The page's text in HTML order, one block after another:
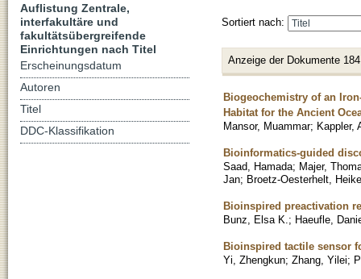
Sortiert nach:
Anzeige der Dokumente
Biogeochemistry of an
Habitat for the Ancient
Mansor, Muammar; Kappler,
Bioinformatics-guided
Saad, Hamada; Majer,
Jan; Broetz-Oesterhelt, Heike
Bioinspired preactivation
Bunz, Elsa K. ; Haeufle,
Bioinspired tactile sensor
Yi, Zhengkun; Zhang, Yilei;
Auflistung Zentrale,
interfakultäre und
fakultätsübergreifende
Einrichtungen nach Titel
Erscheinungsdatum
Autoren
Titel
DDC-Klassifikation